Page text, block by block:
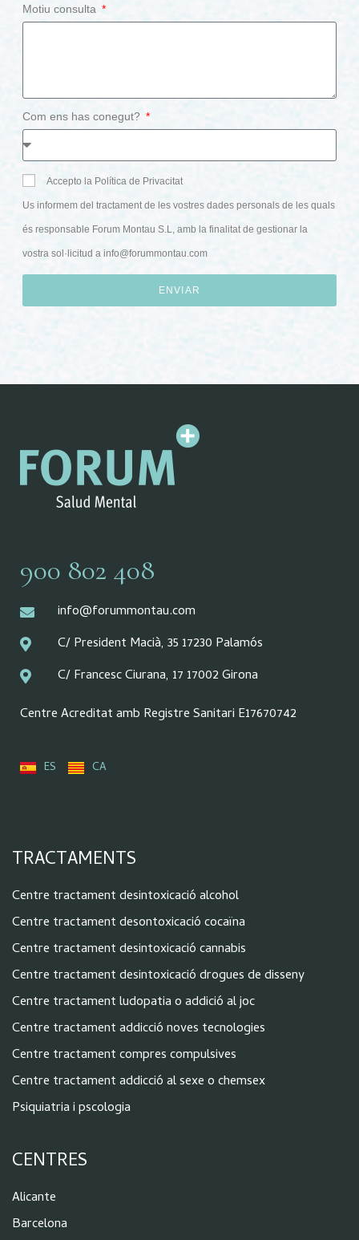
Motiu consulta
Com ens has conegut?
Accepto la Política de Privacitat
Us informem del tractament de les vostres dades personals de les quals
és responsable Forum Montau S.L, amb la finalitat de gestionar la
vostra sol·licitud ainfo@forummontau.com
ENVIAR
900 802 408
info@forummontau.com
C/ President Macià, 35 17230 Palamós
C/ Francesc Ciurana, 17 17002 Girona
Centre Acreditat amb Registre Sanitari E17670742
ES CA
TRACTAMENTS
Centre tractament desintoxicació alcohol
Centre tractament desontoxicació cocaïna
Centre tractament desintoxicació cannabis
Centre tractament desintoxicació drogues de disseny
Centre tractament ludopatia o addició al joc
Centre tractament addicció noves tecnologies
Centre tractament compres compulsives
Centre tractament addicció al sexe o chemsex
Psiquiatria i pscologia
CENTRES
Alicante
Barcelona